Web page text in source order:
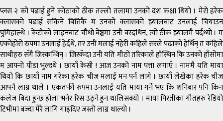
प्लस २ को पढाई हुने कोठाको ठीक तल्लो तलामा उनको दश कक्षा थियो । मेरो हरेक
क्लासको पढाई सकिने बित्तिकै म उनको क्लासको झ्यालबाट उनलाई चियाउन
पुगिहाल्थे । केटीको लाइनबाट चौथो बेञ्चमा उनी बस्दथिन, त्यो ठीक झ्यालमै पर्दथ्यो । म
एकोहोरो रुपमा उनलाई हेर्दथे, तर उनी मलाई नहेरी कहिले सरले पढाको हेर्थिन् त कहिले
साथीहरु सँगै जिस्कन्थिन् । जिस्कँदा उनी यति मीठो तरिकाले हाँस्थिन कि उनको हाँसोमा
म आफ्नो पीडा भुल्दथे । छायाँ केसी ! आज उनको नाम पत्ता लगाएँ । नाममै यति माया
थियो कि छायाँ नाम गरेका हरेक चीज मलाई मन पर्न लागे । छायाँ लेखेका हरेक चीज
आफ्नै लाग्न थाले । एकतर्फी रुपमा उनलाई यति माया गर्ने भए कि शनिबार पनि किन
कलेज बिदा हुन्छ होला भनेर रिस उठ्ने हुन थालिसक्यो । माया पिरतीका गीतहरु रेडियो
टिभीमा बज्दा मेरै लागि गाइदिए जस्तो लाग्न थाल्यो ।